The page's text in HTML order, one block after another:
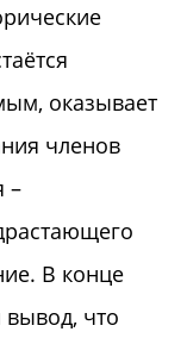
оказывает
членов
–
В конце
что